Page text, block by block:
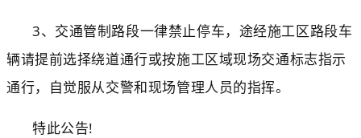
3、交通管制路段一律禁止停车，途经施工区路段车
辆请提前选择绕道通行或按施工区域现场交通标志指示
通行，自觉服从交警和现场管理人员的指挥。
特此公告!